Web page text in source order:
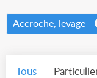
Accroche, levage
Tous